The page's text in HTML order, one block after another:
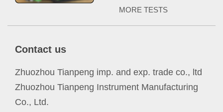
MORE TESTS
Contact us
Zhuozhou Tianpeng imp. and exp. trade co., ltd
Zhuozhou Tianpeng Instrument Manufacturing
Co., Ltd.